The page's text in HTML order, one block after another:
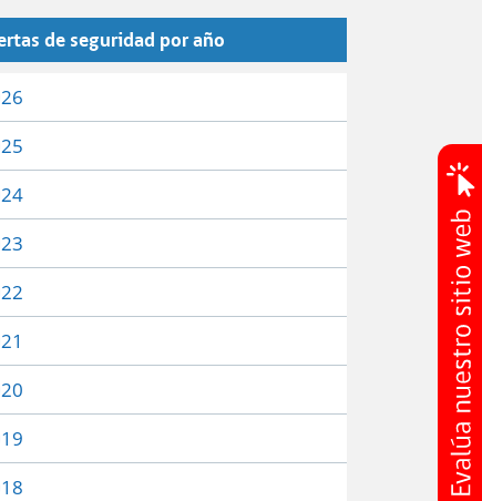
de seguridad por año